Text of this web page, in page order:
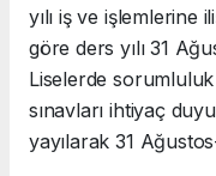
yılı iş ve işlemlerine
göre ders yılı 31
Liselerde sorumluluk
sınavları ihtiyaç
yayılarak 31